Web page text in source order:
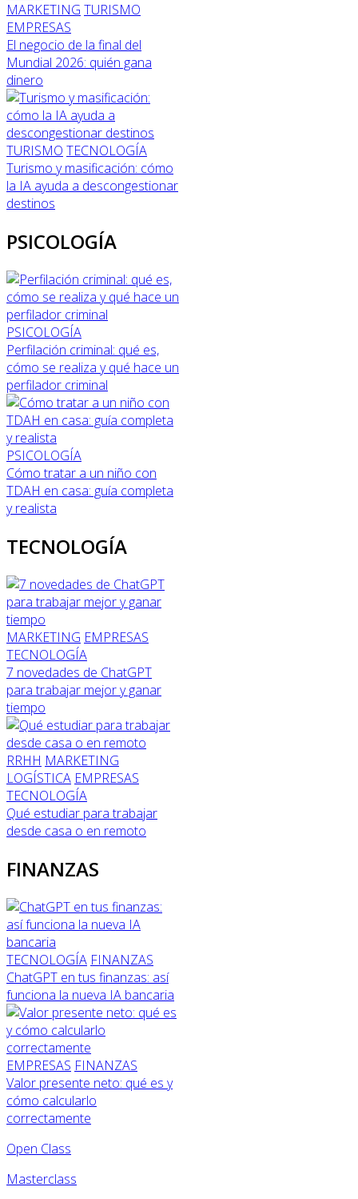
MARKETING TURISMO
EMPRESAS
El negocio de la final del
Mundial 2026: quién gana
dinero
TURISMO TECNOLOGÍA
Turismo y masificación: cómo
la IA ayuda a descongestionar
destinos
PSICOLOGÍA
PSICOLOGÍA
Perfilación criminal: qué es,
cómo se realiza y qué hace un
perfilador criminal
PSICOLOGÍA
Cómo tratar a un niño con
TDAH en casa: guía completa
y realista
TECNOLOGÍA
MARKETING EMPRESAS
TECNOLOGÍA
7 novedades de ChatGPT
para trabajar mejor y ganar
tiempo
RRHH MARKETING
LOGÍSTICA EMPRESAS
TECNOLOGÍA
Qué estudiar para trabajar
desde casa o en remoto
FINANZAS
TECNOLOGÍA FINANZAS
ChatGPT en tus finanzas: así
funciona la nueva IA bancaria
EMPRESAS FINANZAS
Valor presente neto: qué es y
cómo calcularlo
correctamente
Open Class
Masterclass